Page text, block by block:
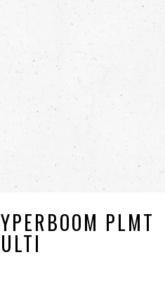
PLMT